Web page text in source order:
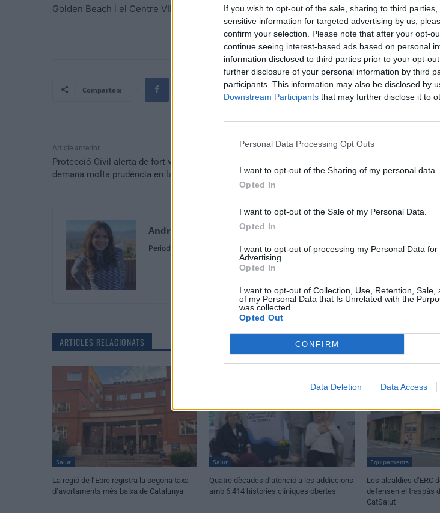
If you wish to opt-out of the sale, sharing to third
sensitive information for targeted advertising by us,
confirm your selection. Please note that after your opt-
continue seeing interest-based ads based on personal
information disclosed to third parties prior to your opt-
further disclosure of your personal information by third
participants. This information may also be disclosed by
Downstream Participants that may further disclose it to
Personal Data Processing Opt Outs
I want to opt-out of the Sharing of my personal data.
Opted In
I want to opt-out of the Sale of my Personal Data.
Opted In
I want to opt-out of processing my Personal Data for
Advertising.
Opted In
I want to opt-out of Collection, Use, Retention, Sale,
of my Personal Data that Is Unrelated with the
was collected.
Opted Out
CONFIRM
Data Deletion Data Access
Golden Beach i el Centre VIMA, ambdós de la Ràpita, l’Onada d’Ulldecona i la Residència
Comparteix
Article anterior
Protecció Civil alerta de fort vent este divendres i
demana molta prudència en la mobilitat
Andrea Capilla Acosta
Periodista
ARTICLES RELACIONATS
Salut
La regió de l’Ebre registra la segona taxa
d’avortaments més baixa de Catalunya
Salut
Quatre dècades d’atenció a les addiccions
amb 6.414 històries clíniques obertes
Equipaments
Les alcaldies d’ERC
defensen el traspàs
CatSalut